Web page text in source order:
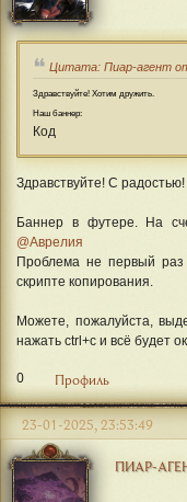
Цитата: Пиар-агент
Здравствуйте! Хотим дружить.
Наш баннер:
Код
Здравствуйте! С радостью!
Баннер в футере. На
@Аврелия
Проблема не первый
скрипте копирования.
Можете, пожалуйста,
нажать ctrl+c и всё будет
0 Профиль
ПИАР-
23-01-2025, 23:53:49